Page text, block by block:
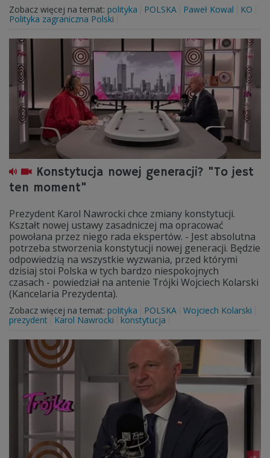
Zobacz więcej na temat: polityka POLSKA Paweł Kowal
KO
Polityka zagraniczna Polski
Konstytucja nowej generacji? "To jest
ten moment"
Prezydent Karol Nawrocki chce zmiany konstytucji.
Kształt nowej ustawy zasadniczej ma opracować
powołana przez niego rada ekspertów. - Jest absolutna
potrzeba stworzenia konstytucji nowej generacji. Będzie
odpowiedzią na wszystkie wyzwania, przed którymi
dzisiaj stoi Polska w tych bardzo niespokojnych
czasach - powiedział na antenie Trójki Wojciech Kolarski
(Kancelaria Prezydenta).
Zobacz więcej na temat: polityka POLSKA Wojciech Kolarski
prezydent
Karol Nawrocki konstytucja